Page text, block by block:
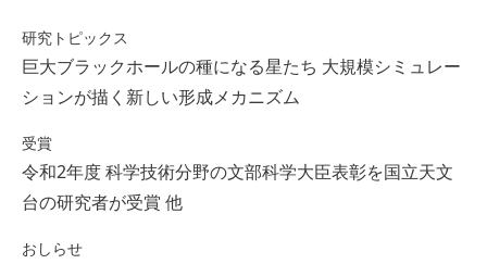
研究トピックス
巨大ブラックホールの種になる星たち 大規模シミュレー
ションが描く新しい形成メカニズム
受賞
令和2年度 科学技術分野の文部科学大臣表彰を国立天文
台の研究者が受賞 他
おしらせ